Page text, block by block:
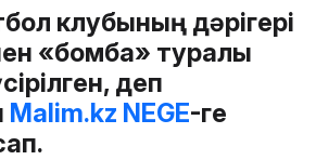
клубының дәрігері
«бомба» туралы
деп
Malim.kz NEGE-ге